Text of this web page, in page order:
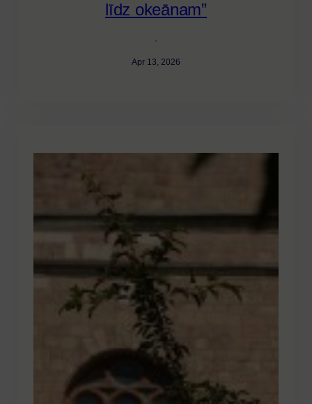
līdz okeānam”
·
Apr 13, 2026